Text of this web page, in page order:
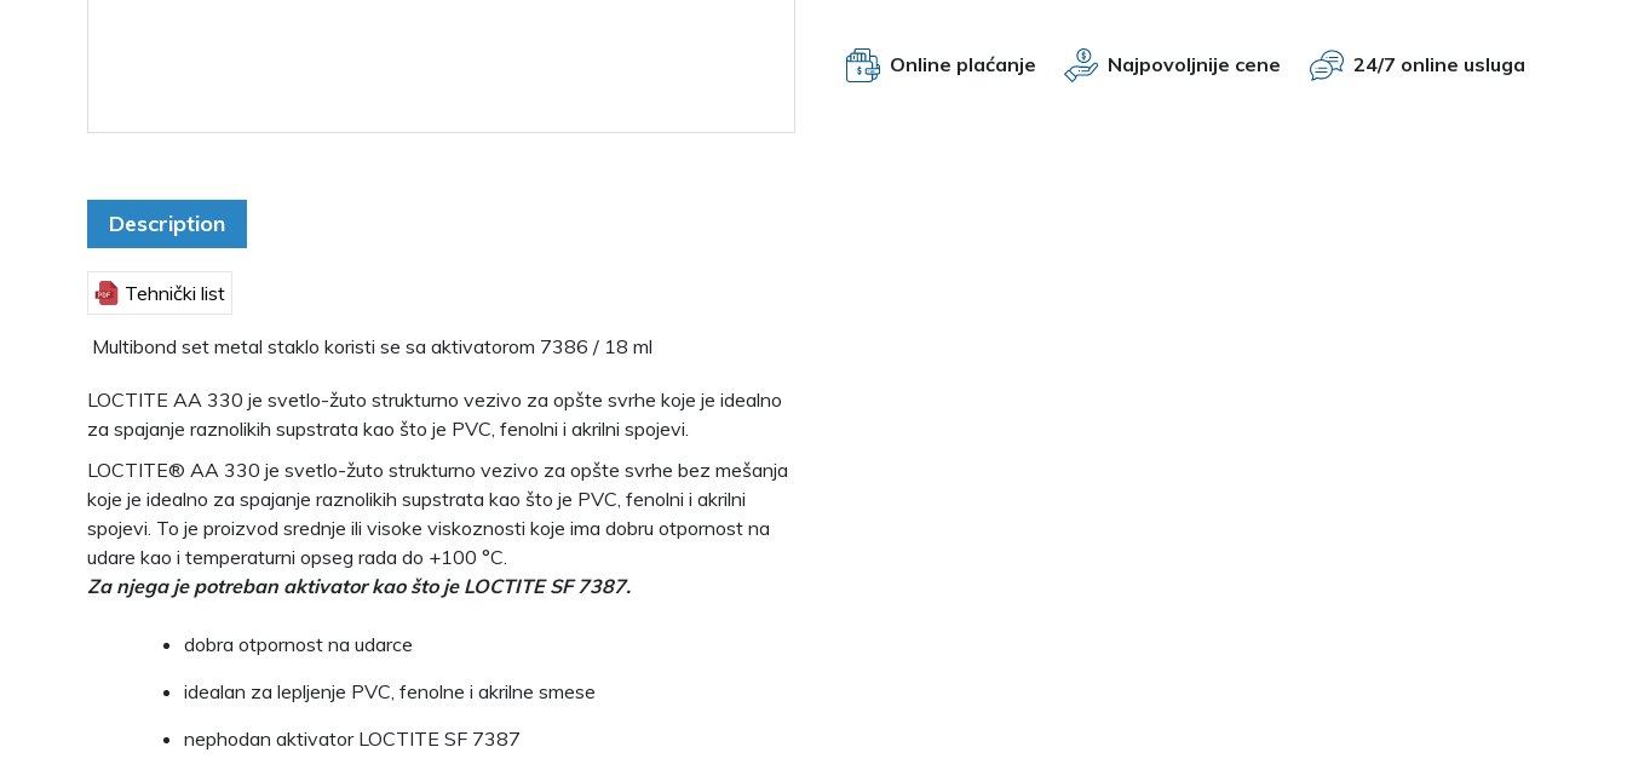
Description
Tehnički list
Multibond set metal staklo koristi se sa aktivatorom 7386 / 18 ml
LOCTITE AA 330 je svetlo-žuto strukturno vezivo za opšte svrhe koje je idealno
za spajanje raznolikih supstrata kao što je PVC, fenolni i akrilni spojevi.
LOCTITE® AA 330 je svetlo-žuto strukturno vezivo za opšte svrhe bez mešanja
koje je idealno za spajanje raznolikih supstrata kao što je PVC, fenolni i akrilni
spojevi. To je proizvod srednje ili visoke viskoznosti koje ima dobru otpornost na
udare kao i temperaturni opseg rada do +100 °C.
Za njega je potreban aktivator kao što je LOCTITE SF 7387.
dobra otpornost na udarce
idealan za lepljenje PVC, fenolne i akrilne smese
nephodan aktivator LOCTITE SF 7387
Online plaćanje Najpovoljnije cene 24/7 online usluga